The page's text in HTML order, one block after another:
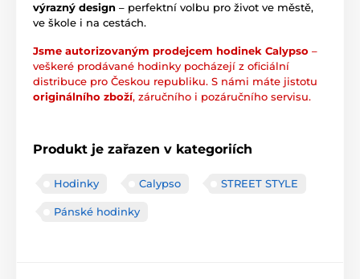
výrazný design – perfektní volbu pro život ve městě,
ve škole i na cestách.
Jsme autorizovaným prodejcem hodinek Calypso –
veškeré prodávané hodinky pocházejí z oficiální
distribuce pro Českou republiku. S námi máte jistotu
originálního zboží, záručního i pozáručního servisu.
Produkt je zařazen v kategoriích
Hodinky Calypso STREET STYLE
Pánské hodinky